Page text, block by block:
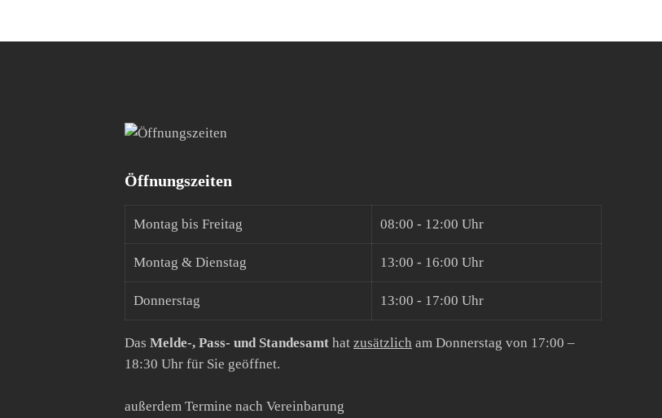
Öffnungszeiten
Montag bis Freitag 08:00 - 12:00 Uhr
Montag & Dienstag 13:00 - 16:00 Uhr
Donnerstag 13:00 - 17:00 Uhr
Das Melde-, Pass- und Standesamt hat zusätzlich am Donnerstag von 17:00 –
18:30 Uhr für Sie geöffnet.
außerdem Termine nach Vereinbarung